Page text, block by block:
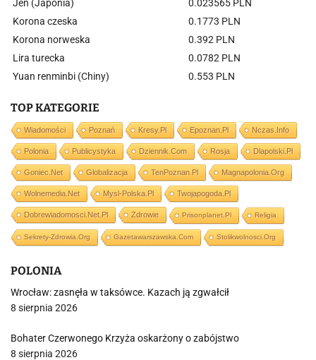
Jen (Japonia)
0.023565 PLN
Korona czeska
0.1773 PLN
Korona norweska
0.392 PLN
Lira turecka
0.0782 PLN
Yuan renminbi (Chiny)
0.553 PLN
TOP KATEGORIE
Wiadomości Poznań Kresy.pl Epoznan.pl Nczas.info
Polonia Publicystyka Dziennik.com Rosja Dlapolski.pl
Goniec.net Globalizacja TenPoznan.pl Magnapolonia.org
Wolnemedia.net Mysl-Polska.pl Twojapogoda.pl
Dobrewiadomosci.net.pl Zdrowie Prisonplanet.pl Religia
Sekrety-Zdrowia.org Gazetawarszawska.com Stolikwolnosci.org
POLONIA
Wrocław: zasnęła w taksówce. Kazach ją zgwałcił
8 sierpnia 2026
Bohater Czerwonego Krzyża oskarżony o zabójstwo
8 sierpnia 2026